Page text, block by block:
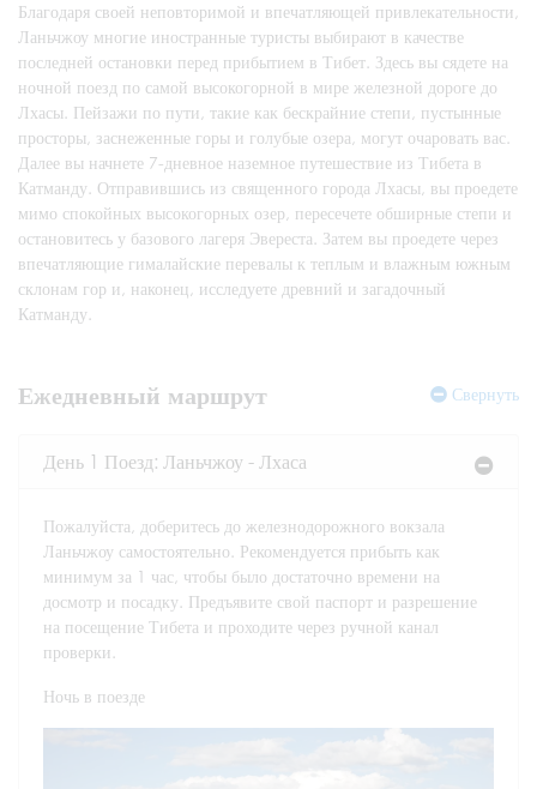
Благодаря своей неповторимой и впечатляющей привлекательности,
Ланьчжоу многие иностранные туристы выбирают в качестве
последней остановки перед прибытием в Тибет. Здесь вы сядете на
ночной поезд по самой высокогорной в мире железной дороге до
Лхасы. Пейзажи по пути, такие как бескрайние степи, пустынные
просторы, заснеженные горы и голубые озера, могут очаровать вас.
Далее вы начнете 7-дневное наземное путешествие из Тибета в
Катманду. Отправившись из священного города Лхасы, вы проедете
мимо спокойных высокогорных озер, пересечете обширные степи и
остановитесь у базового лагеря Эвереста. Затем вы проедете через
впечатляющие гималайские перевалы к теплым и влажным южным
склонам гор и, наконец, исследуете древний и загадочный
Катманду.
Ежедневный маршрут Свернуть
День 1 Поезд: Ланьчжоу - Лхаса
Пожалуйста, доберитесь до железнодорожного вокзала
Ланьчжоу самостоятельно. Рекомендуется прибыть как
минимум за 1 час, чтобы было достаточно времени на
досмотр и посадку. Предъявите свой паспорт и разрешение
на посещение Тибета и проходите через ручной канал
проверки.
Ночь в поезде